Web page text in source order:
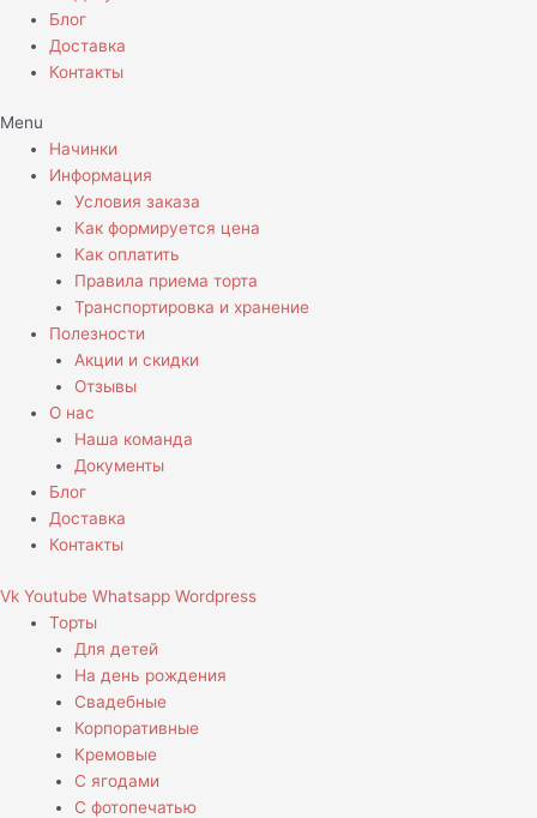
Блог
Доставка
Контакты
Menu
Начинки
Информация
Условия заказа
Как формируется цена
Как оплатить
Правила приема торта
Транспортировка и хранение
Полезности
Акции и скидки
Отзывы
О нас
Наша команда
Документы
Блог
Доставка
Контакты
Vk Youtube Whatsapp Wordpress
Торты
Для детей
На день рождения
Свадебные
Корпоративные
Кремовые
С ягодами
С фотопечатью